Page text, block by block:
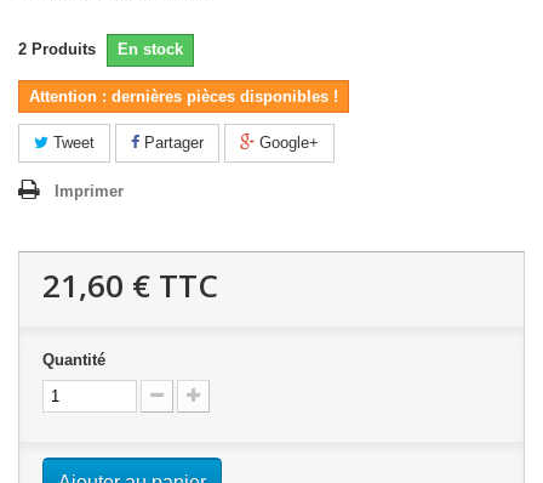
2 Produits En stock
Attention : dernières pièces disponibles !
Tweet Partager Google+
Imprimer
21,60 € TTC
Quantité